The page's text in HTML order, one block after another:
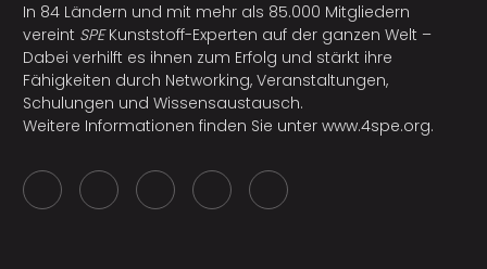
In 84 Ländern und mit mehr als 85.000 Mitgliedern
vereint SPEKunststoff-Experten auf der ganzen Welt –
Dabei verhilft es ihnen zum Erfolg und stärkt ihre
Fähigkeiten durch Networking, Veranstaltungen,
Schulungen und Wissensaustausch.
Weitere Informationen finden Sie unter www.4spe.org.